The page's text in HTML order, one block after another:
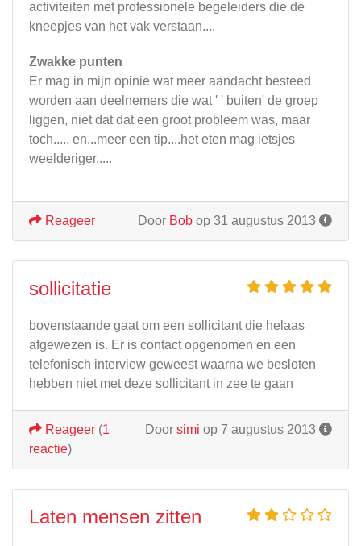
activiteiten met professionele begeleiders die de
kneepjes van het vak verstaan....
Zwakke punten
Er mag in mijn opinie wat meer aandacht besteed
worden aan deelnemers die wat ' ' buiten' de groep
liggen, niet dat dat een groot probleem was, maar
toch..... en...meer een tip....het eten mag ietsjes
weelderiger.....
Door Bob op 31 augustus 2013
Reageer
sollicitatie
bovenstaande gaat om een sollicitant die helaas
afgewezen is. Er is contact opgenomen en een
telefonisch interview geweest waarna we besloten
hebben niet met deze sollicitant in zee te gaan
Door simi op 7 augustus 2013
Reageer (1
reactie)
Laten mensen zitten